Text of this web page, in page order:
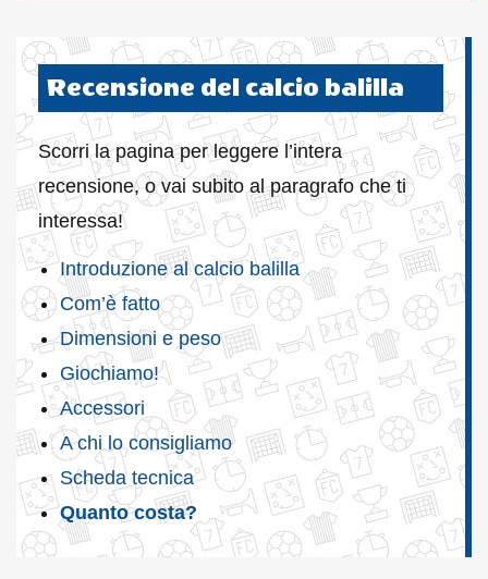
Recensione del calcio balilla
Scorri la pagina per leggere l’intera
recensione, o vai subito al paragrafo che ti
interessa!
Introduzione al calcio balilla
Com’è fatto
Dimensioni e peso
Giochiamo!
Accessori
A chi lo consigliamo
Scheda tecnica
Quanto costa?